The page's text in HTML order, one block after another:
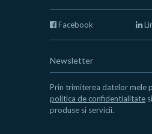
Facebook
Newsletter
Prin trimiterea datelor mele
politica de confidentialitate
produse si servicii.